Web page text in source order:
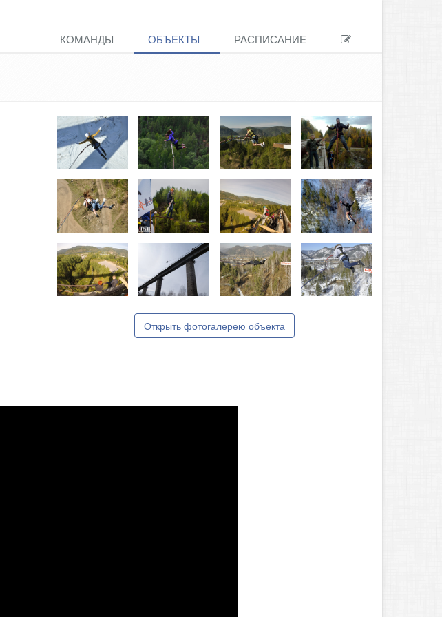
КОМАНДЫ ОБЪЕКТЫ РАСПИСАНИЕ
Открыть фотогалерею объекта